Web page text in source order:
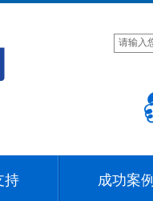
持 成功案例